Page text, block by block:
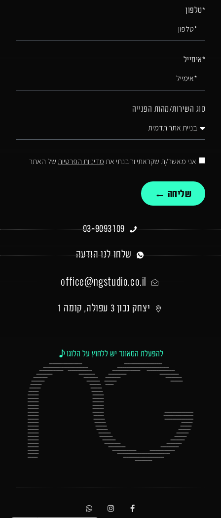
*טלפון
*אימייל
סוג השירות/מהות הפנייה
אני מאשר/ת שקראתי והבנתי אתמדיניות הפרטיותשל האתר
שליחה ←
03-9093109
שלחו לנו הודעה
office@ngstudio.co.il
יצחק נבון 3 עפולה, קומה 1
להפעלת הסאונד יש ללחוץ על הלוגו